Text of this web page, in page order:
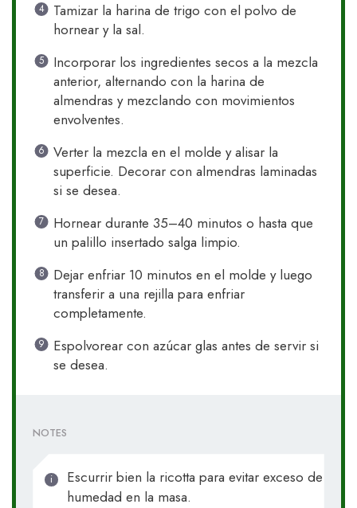
Tamizar la harina de trigo con el polvo de
hornear y la sal.
Incorporar los ingredientes secos a la mezcla
anterior, alternando con la harina de
almendras y mezclando con movimientos
envolventes.
Verter la mezcla en el molde y alisar la
superficie. Decorar con almendras laminadas
si se desea.
Hornear durante 35–40 minutos o hasta que
un palillo insertado salga limpio.
Dejar enfriar 10 minutos en el molde y luego
transferir a una rejilla para enfriar
completamente.
Espolvorear con azúcar glas antes de servir si
se desea.
NOTES
Escurrir bien la ricotta para evitar exceso de
humedad en la masa.